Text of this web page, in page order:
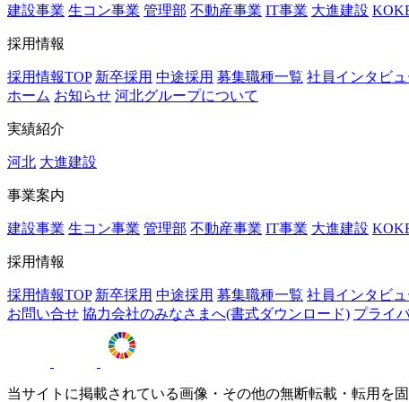
建設事業 生コン事業 管理部 不動産事業 IT事業 大進建設
採用情報
採用情報TOP 新卒採用 中途採用 募集職種一覧 社員インタビュ
ホーム お知らせ 河北グループについて
実績紹介
河北 大進建設
事業案内
建設事業 生コン事業 管理部 不動産事業 IT事業 大進建設
採用情報
採用情報TOP 新卒採用 中途採用 募集職種一覧 社員インタビュ
お問い合せ 協力会社のみなさまへ(書式ダウンロード) プライ
当サイトに掲載されている画像・その他の無断転載・転用を